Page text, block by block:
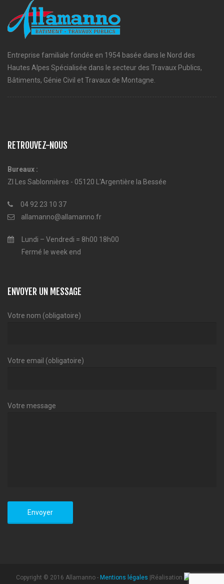
Entreprise familiale fondée en 1954 basée dans le Nord des
Hautes Alpes Spécialisée dans le secteur des Travaux Publics,
Bâtiments, Génie Civil et Travaux de Montagne.
RETROUVEZ-NOUS
Bureaux :
ZI Les Sablonnières - 05120 L'Argentière la Bessée
04 92 23 10 37
allamanno@allamanno.fr
Lundi – Vendredi = 8h00 18h00
Fermé le week end
ENVOYER UN MESSAGE
Votre nom (obligatoire)
Votre email (obligatoire)
Votre message
Copyright © 2016 Allamanno - Mentions légales |Réalisation